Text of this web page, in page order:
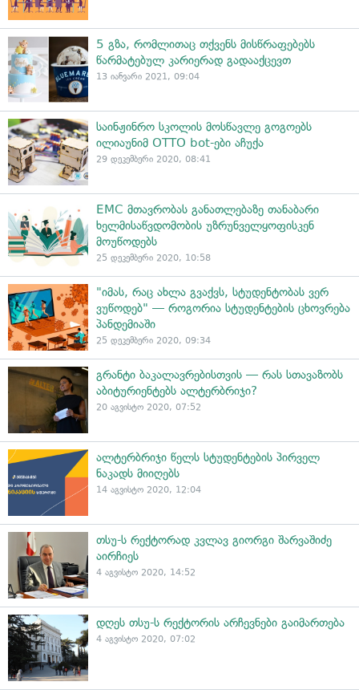
5 გზა, რომლითაც თქვენს მისწრაფებებს
წარმატებულ კარიერად გადააქცევთ
13 იანვარი 2021, 09:04
საინჟინრო სკოლის მოსწავლე გოგოებს
ილიაუნიმ OTTO bot-ები აჩუქა
29 დეკემბერი 2020, 08:41
EMC მთავრობას განათლებაზე თანაბარი
ხელმისაწვდომობის უზრუნველყოფისკენ
მოუწოდებს
25 დეკემბერი 2020, 10:58
"იმას, რაც ახლა გვაქვს, სტუდენტობას ვერ
ვუწოდებ" — როგორია სტუდენტების ცხოვრება
პანდემიაში
25 დეკემბერი 2020, 09:34
გრანტი ბაკალავრებისთვის — რას სთავაზობს
აბიტურიენტებს ალტერბრიჯი?
20 აგვისტო 2020, 07:52
ალტერბრიჯი წელს სტუდენტების პირველ
ნაკადს მიიღებს
14 აგვისტო 2020, 12:04
თსუ-ს რექტორად კვლავ გიორგი შარვაშიძე
აირჩიეს
4 აგვისტო 2020, 14:52
დღეს თსუ-ს რექტორის არჩევნები გაიმართება
4 აგვისტო 2020, 07:02